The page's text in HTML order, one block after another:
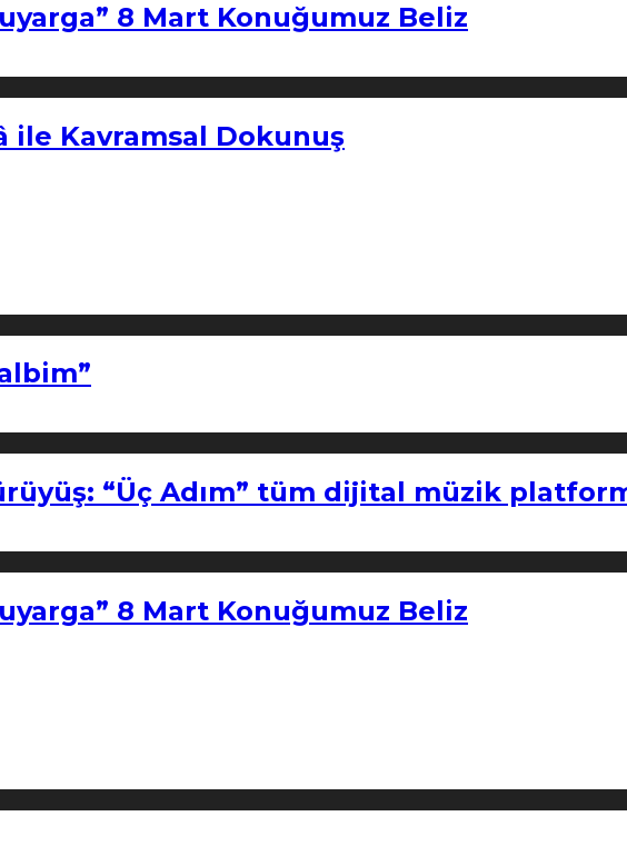
8 Mart Konuğumuz Beliz
ile Kavramsal Dokunuş
“Üç Adım” tüm dijital müzik
8 Mart Konuğumuz Beliz